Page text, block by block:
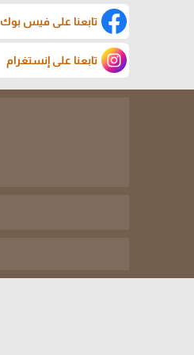
تابعنا على فيس بوك
تابعنا على إنستغرام